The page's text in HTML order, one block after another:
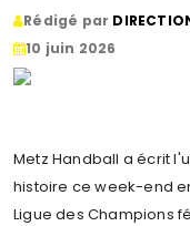
Rédigé par
10 juin 2026
Metz Handball a écrit
histoire ce week-end
Ligue des Champions